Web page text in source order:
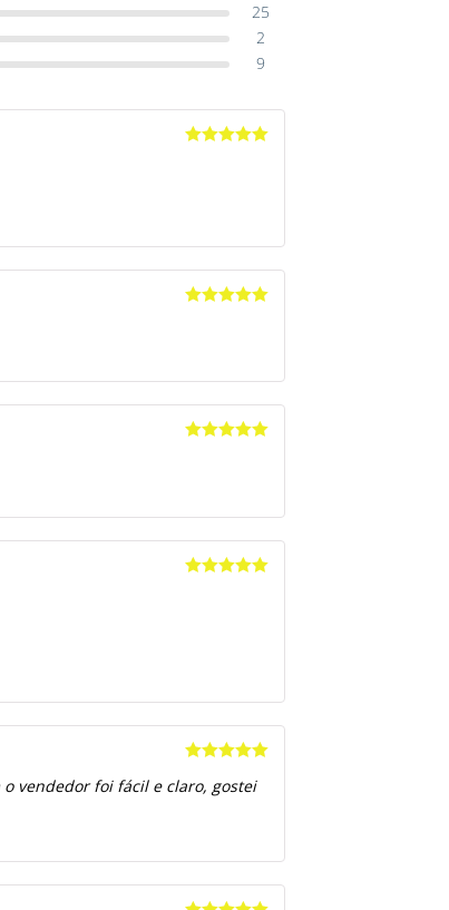
25
2
9
de 5
vendedor foi fácil e claro, gostei